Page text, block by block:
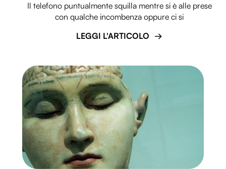
Il telefono puntualmente squilla mentre si è alle prese
con qualche incombenza oppure ci si
LEGGI L'ARTICOLO